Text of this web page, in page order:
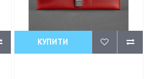
КУПИТИ